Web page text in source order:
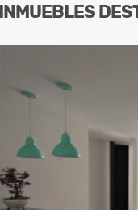
INMUEBLES